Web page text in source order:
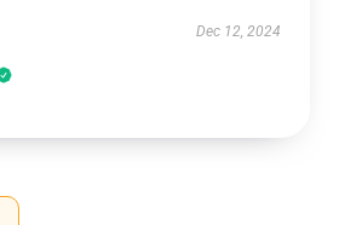
Dec 12, 2024